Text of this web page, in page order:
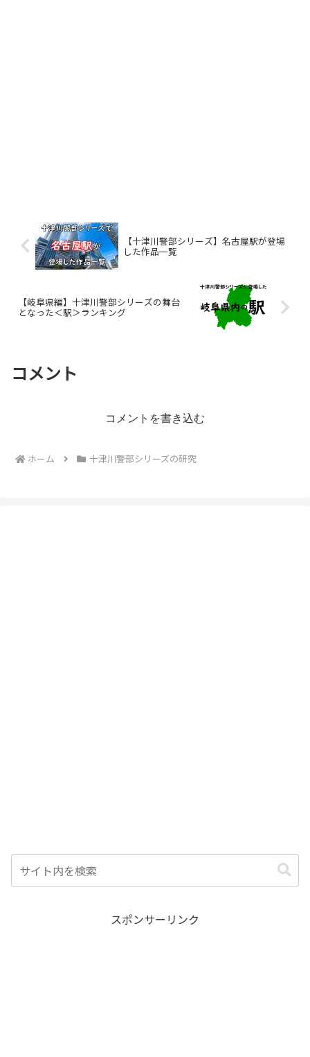
【十津川警部シリーズ】名古屋駅が登場
した作品一覧
【岐阜県編】十津川警部シリーズの舞台
となった＜駅＞ランキング
コメント
コメントを書き込む
ホーム 十津川警部シリーズの研究
スポンサーリンク